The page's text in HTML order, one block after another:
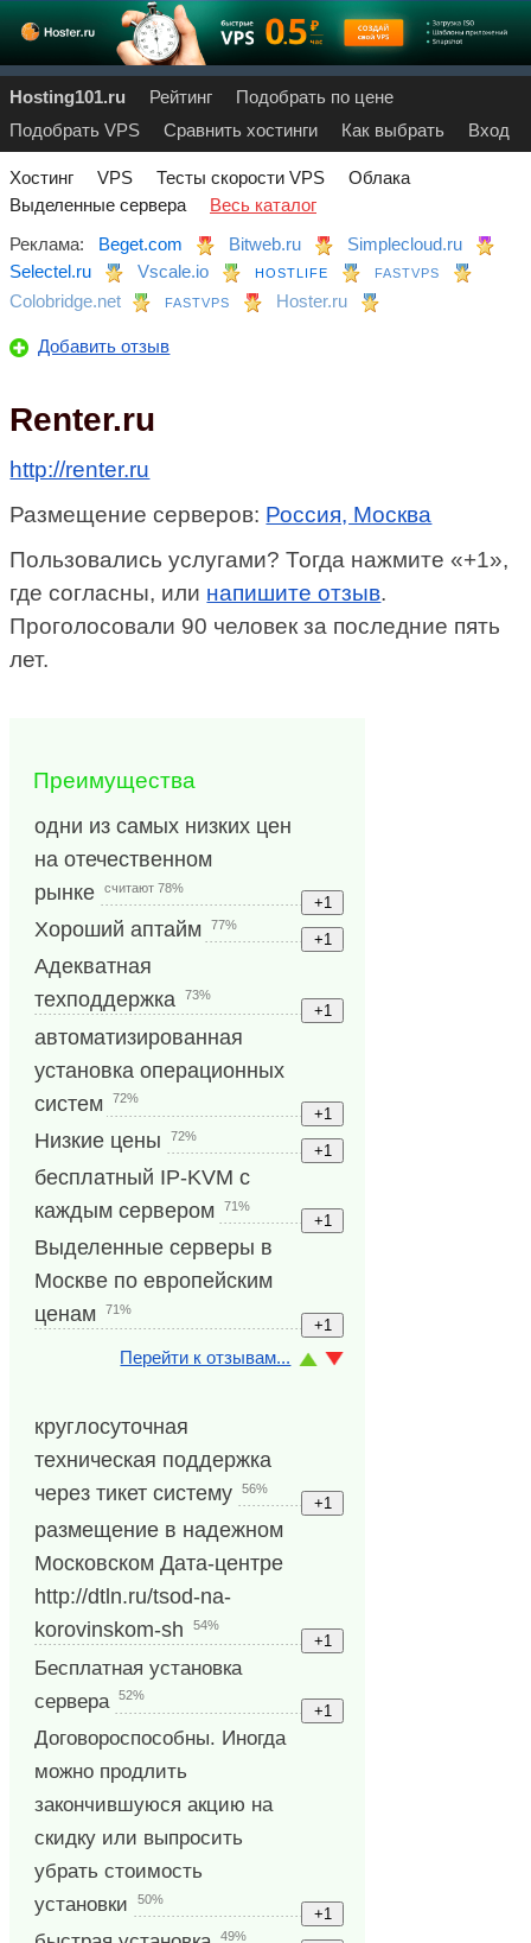
Hosting101.ru Рейтинг
Подобрать по цене
Подобрать VPS
Сравнить хостинги Как выбрать Вход
Хостинг VPS Тесты скорости VPS
Облака
Выделенные сервера
Весь каталог
Реклама:
Beget.com Bitweb.ru
Simplecloud.ru
Selectel.ru
Vscale.io HOSTLIFE FASTVPS
Colobridge.net FASTVPS Hoster.ru
Добавить отзыв
Renter.ru
http://renter.ru
Размещение серверов: Россия, Москва
Пользовались услугами? Тогда нажмите «+1»,
где согласны, или напишите отзыв.
Проголосовали 90 человек за последние пять
лет.
Преимущества
одни из самых низких цен
на отечественном
рынке
считают 78%
Хороший аптайм 77%
Адекватная
техподдержка
73%
автоматизированная
установка операционных
систем
72%
Низкие цены 72%
бесплатный IP-KVM с
каждым сервером
71%
Выделенные серверы в
Москве по европейским
ценам
71%
Перейти к отзывам...
круглосуточная
техническая поддержка
через тикет систему
56%
размещение в надежном
Московском Дата-центре
http://dtln.ru/tsod-na-
korovinskom-sh
54%
Бесплатная установка
сервера
52%
Договороспособны. Иногда
можно продлить
закончившуюся акцию на
скидку или выпросить
убрать стоимость
установки
50%
49%